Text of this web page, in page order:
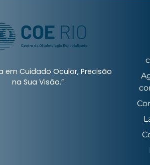
em Cuidado Ocular, Precisão
na Sua Visão.”